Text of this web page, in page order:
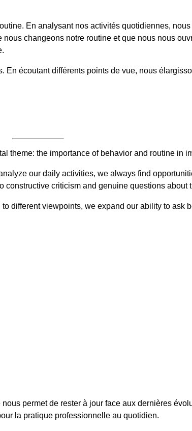
En analysant nos activités quotidiennes,
changeons notre routine et que nous nous
En écoutant différents points de vue, nous
theme: the importance of behavior and routine in
our daily activities, we always find
criticism and genuine questions about
different viewpoints, we expand our ability to ask
permet de rester à jour face aux dernières
la pratique professionnelle au quotidien.